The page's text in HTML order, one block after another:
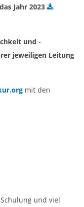
Jahr 2023
und -
jeweiligen Leitung
mit den
und viel